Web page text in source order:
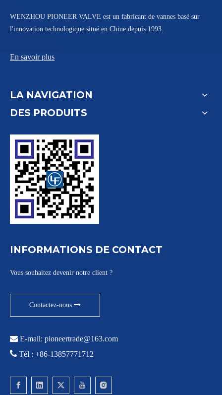
WENZHOU PIONEER VALVE est un fabricant de vannes basé sur
l'innovation technologique situé en Chine depuis 1993.
En savoir plus
LA NAVIGATION
DES PRODUITS
INFORMATIONS DE CONTACT
Vous souhaitez devenir notre client ?
Contactez-nous
 E-mail: pioneertrade@163.com
 Tél : +86-13857771712